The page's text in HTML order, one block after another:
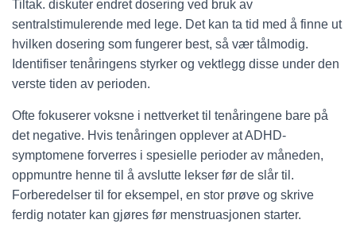
Tiltak. diskuter endret dosering ved bruk av
sentralstimulerende med lege. Det kan ta tid med å finne ut
hvilken dosering som fungerer best, så vær tålmodig.
Identifiser tenåringens styrker og vektlegg disse under den
verste tiden av perioden.
Ofte fokuserer voksne i nettverket til tenåringene bare på
det negative. Hvis tenåringen opplever at ADHD-
symptomene forverres i spesielle perioder av måneden,
oppmuntre henne til å avslutte lekser før de slår til.
Forberedelser til for eksempel, en stor prøve og skrive
ferdig notater kan gjøres før menstruasjonen starter.